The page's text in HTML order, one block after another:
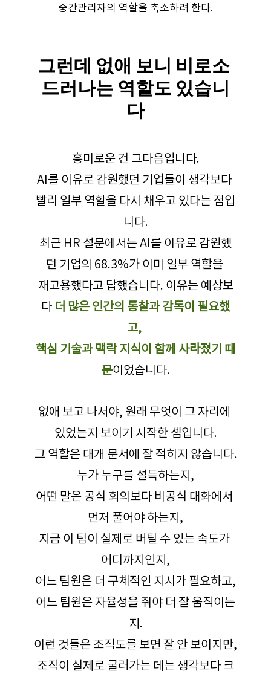
중간관리자의 역할을 축소하려 한다.
그런데 없애 보니 비로소
드러나는 역할도 있습니
다
흥미로운 건 그다음입니다.
AI를 이유로 감원했던 기업들이 생각보다
빨리 일부 역할을 다시 채우고 있다는 점입
니다.
최근 HR 설문에서는 AI를 이유로 감원했
던 기업의 68.3%가 이미 일부 역할을
재고용했다고 답했습니다. 이유는 예상보
다 더 많은 인간의 통찰과 감독이 필요했
고,
핵심 기술과 맥락 지식이 함께 사라졌기 때
문이었습니다.
없애 보고 나서야, 원래 무엇이 그 자리에
있었는지 보이기 시작한 셈입니다.
그 역할은 대개 문서에 잘 적히지 않습니다.
누가 누구를 설득하는지,
어떤 말은 공식 회의보다 비공식 대화에서
먼저 풀어야 하는지,
지금 이 팀이 실제로 버틸 수 있는 속도가
어디까지인지,
어느 팀원은 더 구체적인 지시가 필요하고,
어느 팀원은 자율성을 줘야 더 잘 움직이는
지.
이런 것들은 조직도를 보면 잘 안 보이지만,
조직이 실제로 굴러가는 데는 생각보다 크